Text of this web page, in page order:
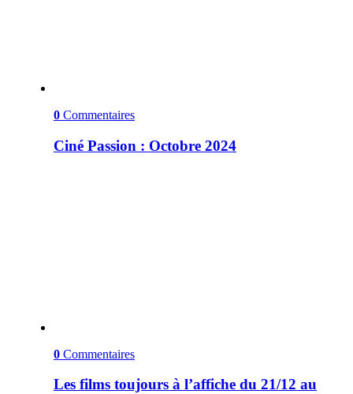
0 Commentaires
Ciné Passion : Octobre 2024
0 Commentaires
Les films toujours à l’affiche du 21/12 au